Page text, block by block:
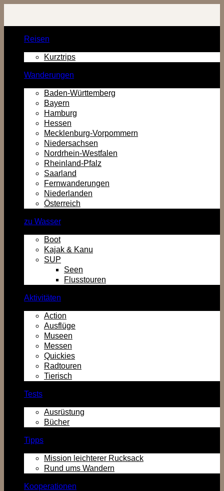
Inhalt
Reisen
Kurztrips
Wanderungen
Baden-Württemberg
Bayern
Hamburg
Hessen
Mecklenburg-Vorpommern
Niedersachsen
Nordrhein-Westfalen
Rheinland-Pfalz
Saarland
Fernwanderungen
Niederlanden
Österreich
zu Wasser
Boot
Kajak & Kanu
SUP
Seen
Flusstouren
Aktivitäten
Action
Ausflüge
Museen
Messen
Quickies
Radtouren
Tierisch
Tests
Ausrüstung
Bücher
Tipps
Mission leichterer Rucksack
Rund ums Wandern
Kooperationen